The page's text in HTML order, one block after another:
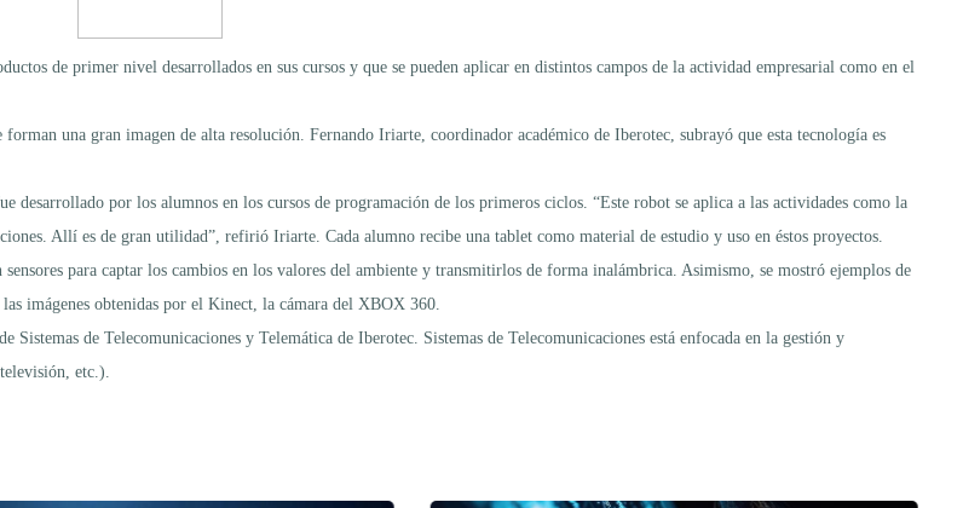
de primer nivel desarrollados en sus cursos y que se pueden aplicar en distintos campos de la actividad empresarial como en el
una gran imagen de alta resolución. Fernando Iriarte, coordinador académico de Iberotec, subrayó que esta tecnología es
por los alumnos en los cursos de programación de los primeros ciclos. “Este robot se aplica a las actividades como la
Allí es de gran utilidad”, refirió Iriarte. Cada alumno recibe una tablet como material de estudio y uso en éstos proyectos.
para captar los cambios en los valores del ambiente y transmitirlos de forma inalámbrica. Asimismo, se mostró ejemplos de
imágenes obtenidas por el Kinect, la cámara del XBOX 360.
Sistemas de Telecomunicaciones y Telemática de Iberotec. Sistemas de Telecomunicaciones está enfocada en la gestión y
etc.).